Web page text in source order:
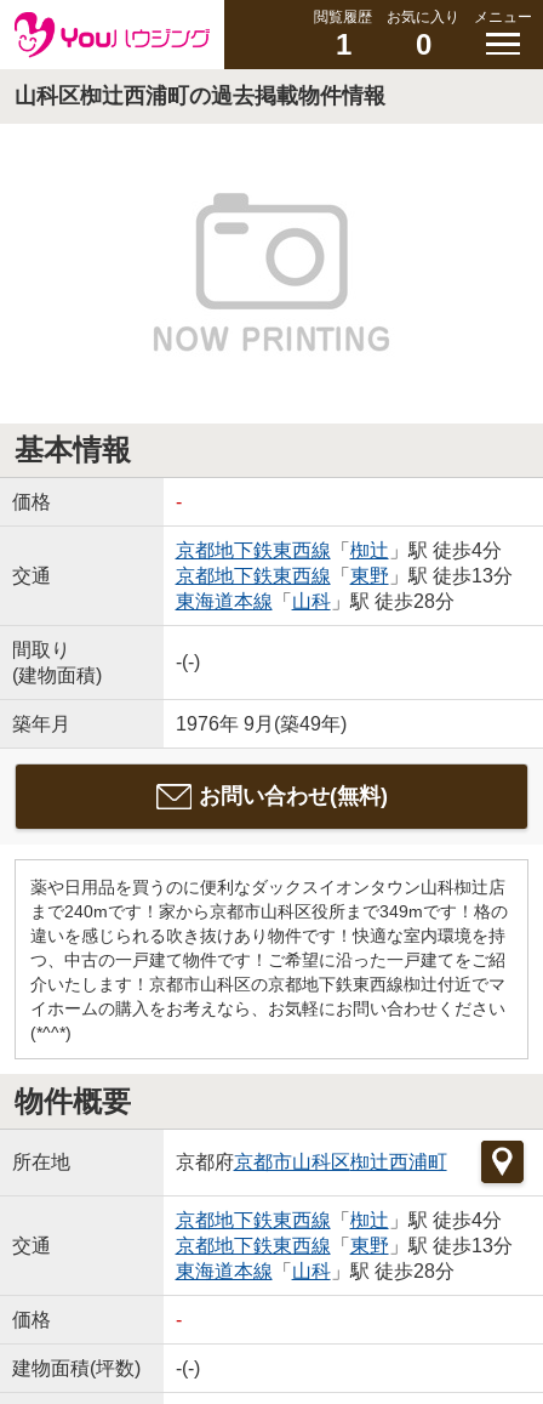
閲覧履歴
1
お気に入り
0
メニュー
山科区椥辻西浦町の過去掲載物件情報
基本情報
価格 -
交通
京都地下鉄東西線 「 椥辻 」駅 徒歩4分
京都地下鉄東西線 「 東野 」駅 徒歩13分
東海道本線 「 山科」駅 徒歩28分
間取り
(建物面積)
-(-)
築年月 1976年 9月(築49年)
お問い合わせ(無料)
薬や日用品を買うのに便利なダックスイオンタウン山科椥辻店
まで240mです！家から京都市山科区役所まで349mです！格の
違いを感じられる吹き抜けあり物件です！快適な室内環境を持
つ、中古の一戸建て物件です！ご希望に沿った一戸建てをご紹
介いたします！京都市山科区の京都地下鉄東西線椥辻付近でマ
イホームの購入をお考えなら、お気軽にお問い合わせください
(*^^*)
物件概要
所在地 京都府京都市山科区椥辻西浦町
交通
京都地下鉄東西線 「 椥辻 」駅 徒歩4分
京都地下鉄東西線 「 東野 」駅 徒歩13分
東海道本線 「 山科」駅 徒歩28分
価格 -
建物面積(坪数) -(-)